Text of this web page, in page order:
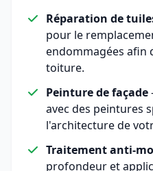
Réparation de
pour le
endommagées afin
toiture.
Peinture de façade
avec des peintures
l'architecture de
Traitement anti-
profondeur et